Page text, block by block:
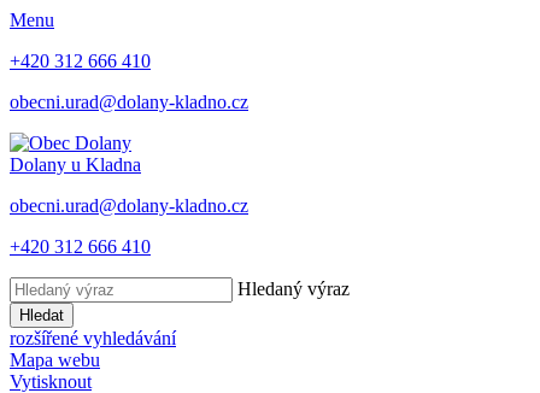
Menu
+420 312 666 410
obecni.urad@dolany-kladno.cz
Dolany u Kladna
obecni.urad@dolany-kladno.cz
+420 312 666 410
Hledaný výraz
Hledat
rozšířené vyhledávání
Mapa webu
Vytisknout